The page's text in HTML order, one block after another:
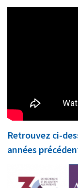
Retrouvez ci-
années